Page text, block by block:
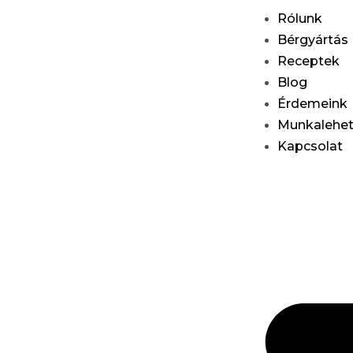
Rólunk
Bérgyártás
Receptek
Blog
Érdemeink
Kapcsolat